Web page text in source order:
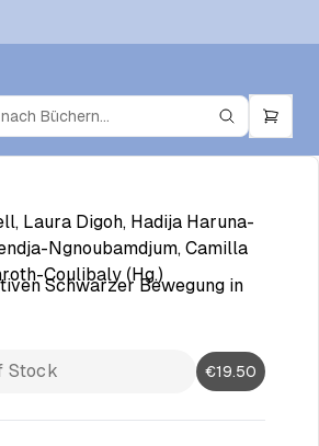
Laura Digoh, Hadija Haruna-
Ngnoubamdjum, Camilla
Coulibaly (Hg.)
Schwarzer Bewegung in
Stock €19.50